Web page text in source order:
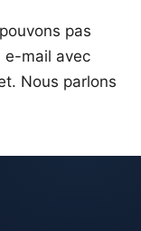
pas
e-mail avec
. Nous parlons